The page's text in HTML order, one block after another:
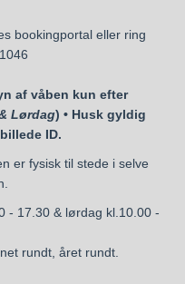
bookingportaleller ring
af våben kun efter
Lørdag) • Husk gyldig
ID.
er fysisk til stede i selve
- 17.30 & lørdag kl.10.00 -
rundt, året rundt.